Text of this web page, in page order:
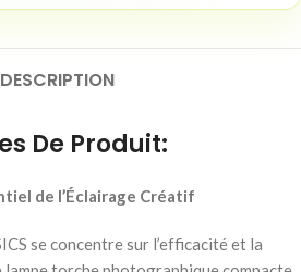
DESCRIPTION
De Produit:
de l’Éclairage Créatif
se concentre sur l’efficacité et la